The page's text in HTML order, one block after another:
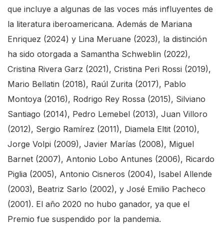
que incluye a algunas de las voces más influyentes de
la literatura iberoamericana. Además de Mariana
Enriquez (2024) y Lina Meruane (2023), la distinción
ha sido otorgada a Samantha Schweblin (2022),
Cristina Rivera Garz (2021), Cristina Peri Rossi (2019),
Mario Bellatin (2018), Raúl Zurita (2017), Pablo
Montoya (2016), Rodrigo Rey Rossa (2015), Silviano
Santiago (2014), Pedro Lemebel (2013), Juan Villoro
(2012), Sergio Ramírez (2011), Diamela Eltit (2010),
Jorge Volpi (2009), Javier Marías (2008), Miguel
Barnet (2007), Antonio Lobo Antunes (2006), Ricardo
Piglia (2005), Antonio Cisneros (2004), Isabel Allende
(2003), Beatriz Sarlo (2002), y José Emilio Pacheco
(2001). El año 2020 no hubo ganador, ya que el
Premio fue suspendido por la pandemia.